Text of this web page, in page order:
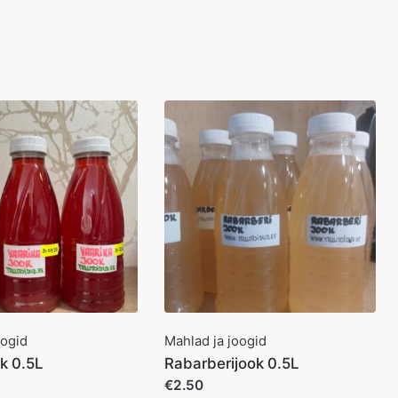
0.5L
Mahlad ja joogid
Rabarberijook 0.5L
€2.50